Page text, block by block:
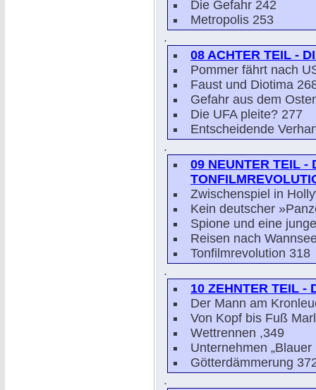
Die Gefahr 242
Metropolis 253
.
08 ACHTER TEIL -
Pommer fährt nach
Faust und Diotima
Gefahr aus dem
Die UFA pleite? 277
Entscheidende
.
09 NEUNTER TEIL -
Zwischenspiel in
Kein deutscher
Spione und eine
Reisen nach
Tonfilmrevolution 318
.
10 ZEHNTER TEIL -
Der Mann am
Von Kopf bis Fuß
Wettrennen ,349
Unternehmen
Götterdämmerung
.